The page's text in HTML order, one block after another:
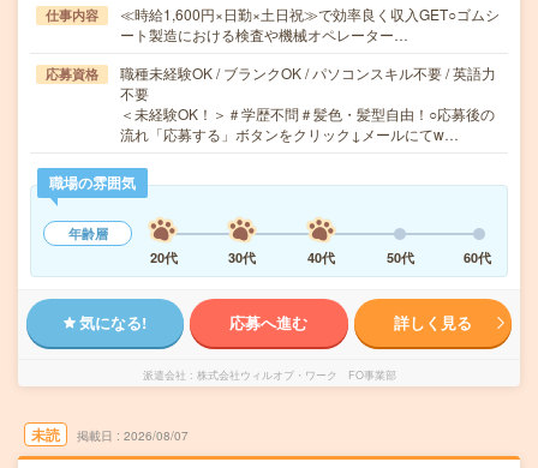
仕事内容
≪時給1,600円×日勤×土日祝≫で効率良く収入GET○ゴムシ
ート製造における検査や機械オペレーター…
応募資格
職種未経験OK / ブランクOK / パソコンスキル不要 / 英語力
不要
＜未経験OK！＞＃学歴不問＃髪色・髪型自由！○応募後の
流れ「応募する」ボタンをクリック↓メールにてw…
職場の雰囲気
年齢層
20代
30代 40代 50代 60代
気になる! 応募へ進む 詳しく見る
派遣会社 株式会社ウィルオブ・ワーク FO事業部
未読 掲載日 2026/08/07